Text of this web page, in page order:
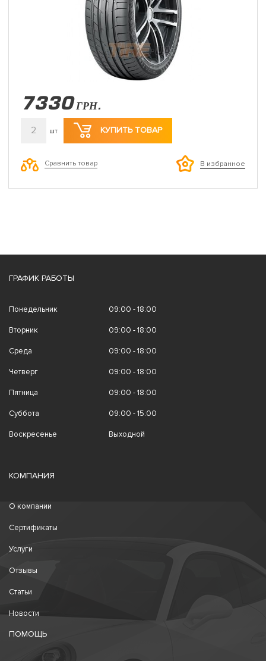
7330 ГРН.
2 шт КУПИТЬ ТОВАР
Сравнить товар В избранное
ГРАФИК РАБОТЫ
Понедельник 09:00 - 18:00
Вторник 09:00 - 18:00
Среда 09:00 - 18:00
Четверг 09:00 - 18:00
Пятница 09:00 - 18:00
Суббота 09:00 - 15:00
Воскресенье Выходной
КОМПАНИЯ
О компании
Сертификаты
Услуги
Отзывы
Статьи
Новости
ПОМОЩЬ